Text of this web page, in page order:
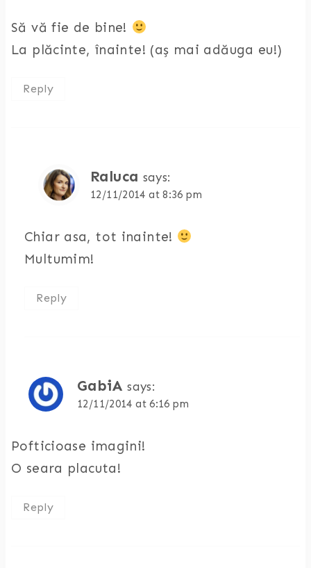
Să vă fie de bine!
La plăcinte, înainte! (aș mai adăuga eu!)
Reply
Raluca says:
12/11/2014 at 8:36 pm
Chiar asa, tot inainte!
Multumim!
Reply
GabiA says:
12/11/2014 at 6:16 pm
Pofticioase imagini!
O seara placuta!
Reply